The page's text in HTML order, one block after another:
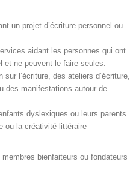
un projet d’écriture personnel ou
aidant les personnes qui ont
et ne peuvent le faire seules.
sur l’écriture, des ateliers d’écriture,
des manifestations autour de
dyslexiques ou leurs parents.
ou la créativité littéraire
bienfaiteurs ou fondateurs